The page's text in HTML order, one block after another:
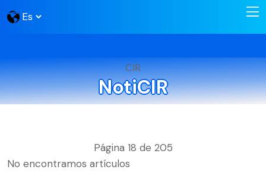
CIR
NotiCIR
Página 18 de 205
No encontramos artículos